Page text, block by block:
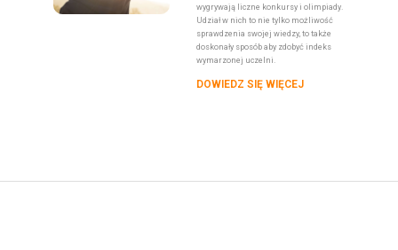
wygrywają liczne konkursy i olimpiady.
Udział w nich to nie tylko możliwość
sprawdzenia swojej wiedzy, to także
doskonały sposób aby zdobyć indeks
wymarzonej uczelni.
DOWIEDZ SIĘ WIĘCEJ